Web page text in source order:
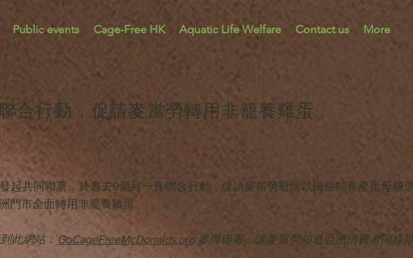
Public events Cage-Free HK Aquatic Life Welfare Contact us More
合行動，促請麥當勞轉用非籠養雞蛋
起共同聯署，於過去9個月一直聯合行動，促請麥當勞廢除以鐵籠飼養產蛋母雞
門市全面轉用非籠養雞蛋。
此網站： GoCageFreeMcDonalds.org參與聯署，讓麥當勞知道亞洲消費者同樣